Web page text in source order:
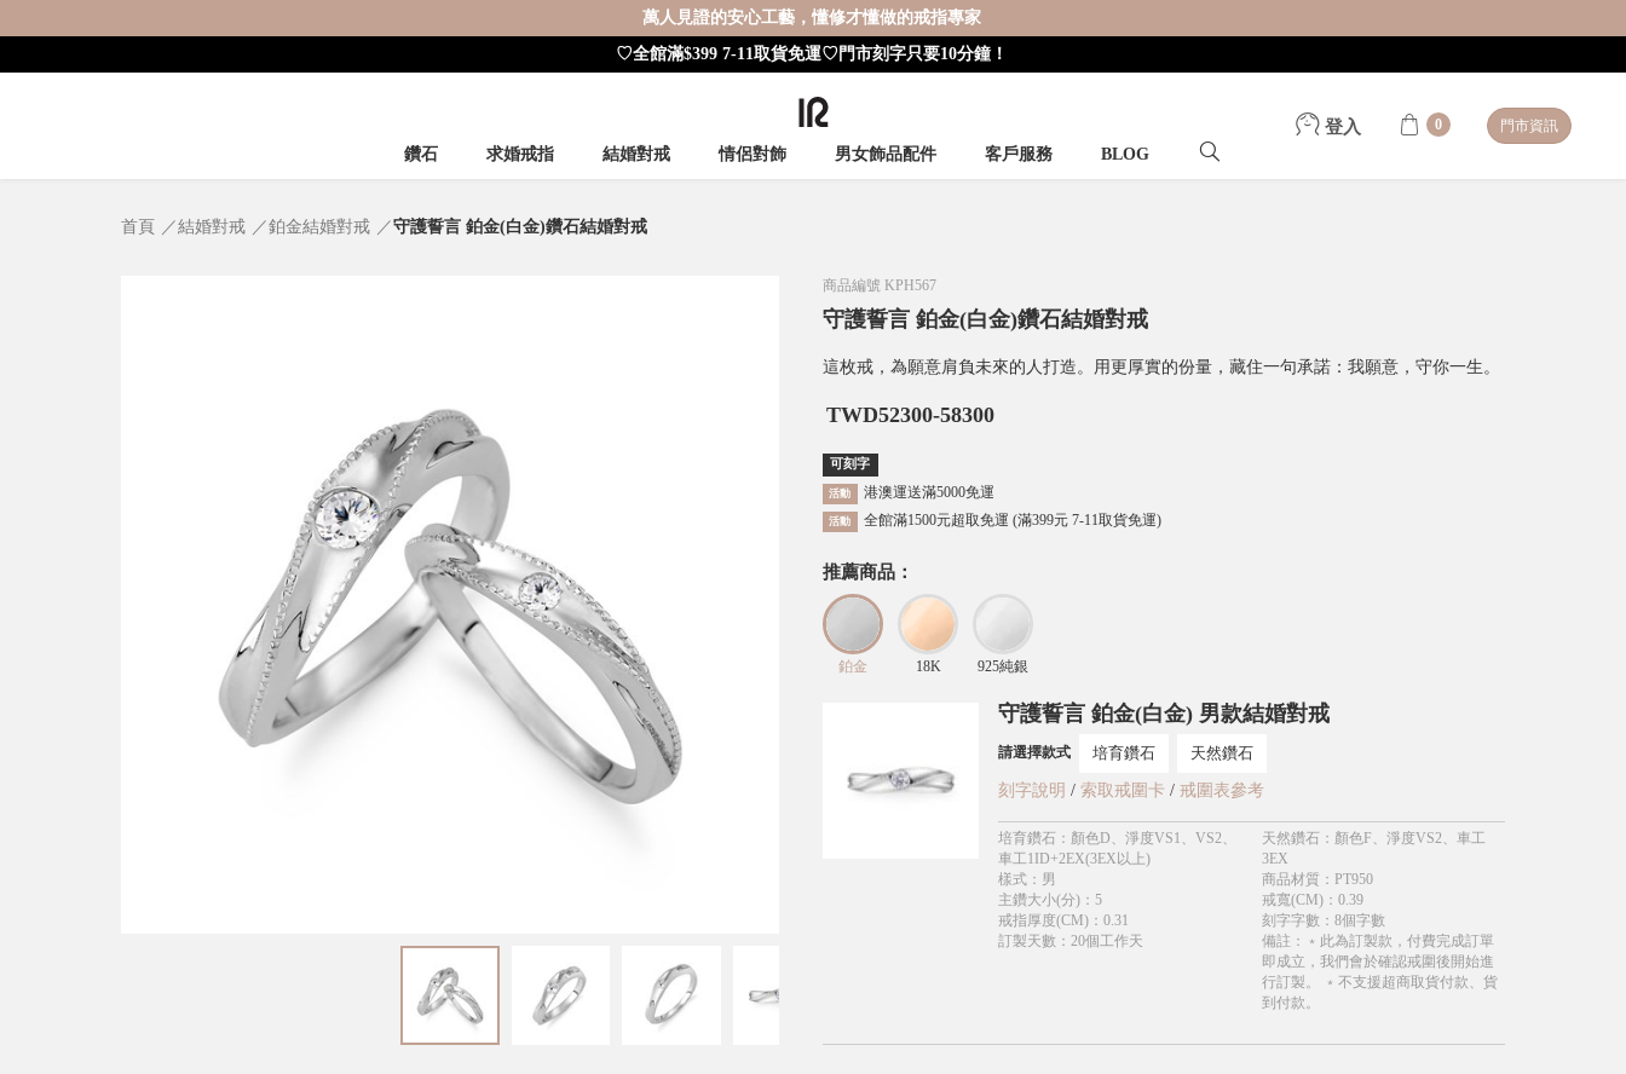
萬人見證的安心工藝，懂修才懂做的戒指專家
♡全館滿$399 7-11取貨免運♡門市刻字只要10分鐘！
鑽石 求婚戒指 結婚對戒 情侶對飾 男女飾品配件 客戶服務 BLOG
登入 0 門市資訊
首頁 結婚對戒 鉑金結婚對戒 守護誓言 鉑金(白金)鑽石結婚對戒
商品編號 KPH567
守護誓言 鉑金(白金)鑽石結婚對戒
這枚戒，為願意肩負未來的人打造。用更厚實的份量，藏住一句承諾：我願意，守你一生。
TWD52300-58300
可刻字
活動 港澳運送滿5000免運
活動 全館滿1500元超取免運 (滿399元 7-11取貨免運)
推薦商品：
鉑金 18K 925純銀
守護誓言 鉑金(白金) 男款結婚對戒
請選擇款式 培育鑽石 天然鑽石
刻字說明 / 索取戒圍卡 / 戒圍表參考
培育鑽石 ： 顏色D、淨度VS1、VS2、
車工1ID+2EX(3EX以上)
天然鑽石： 顏色F、淨度VS2、車工
3EX
樣式 ： 男 商品材質 ： PT950
主鑽大小(分) ： 5 戒寬(CM)： 0.39
戒指厚度(CM) ： 0.31 刻字字數 ： 8個字數
訂製天數 ： 20個工作天 備註 ：
﹡此為訂製款，付費完成訂單
即成立，我們會於確認戒圍後開始進
行訂製。 ﹡不支援超商取貨付款、貨
到付款。